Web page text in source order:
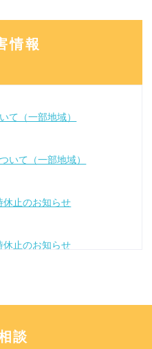
での情報漏洩事案について
ラマ☆エンタメ」放送終了
話について
情報
て（一部地域）
いて（一部地域）
休止のお知らせ
休止のお知らせ
ついて
談